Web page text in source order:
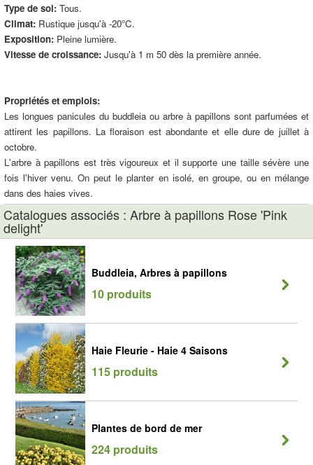
Type de sol: Tous.
Climat: Rustique jusqu'à -20°C.
Exposition: Pleine lumière.
Vitesse de croissance: Jusqu'à 1 m 50 dès la première année.
Propriétés et emplois:
Les longues panicules du buddleia ou arbre à papillons sont parfumées et
attirent les papillons. La floraison est abondante et elle dure de juillet à
octobre.
L'arbre à papillons est très vigoureux et il supporte une taille sévère une
fois l'hiver venu. On peut le planter en isolé, en groupe, ou en mélange
dans des haies vives.
Catalogues associés : Arbre à papillons Rose 'Pink
delight'
Buddleia, Arbres à papillons
10 produits
Haie Fleurie - Haie 4 Saisons
115 produits
Plantes de bord de mer
224 produits